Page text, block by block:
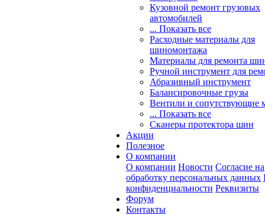
Кузовной ремонт грузовых
автомобилей
... Показать все
Расходные материалы для
шиномонтажа
Материалы для ремонта
Ручной инструмент для
Абразивный инструмент
Балансировочные грузы
Вентили и сопутствующие
... Показать все
Сканеры протектора шин
Акции
Полезное
О компании
О компании Новости Согласие на
обработку персональных данных
конфиденциальности Реквизиты
Форум
Контакты